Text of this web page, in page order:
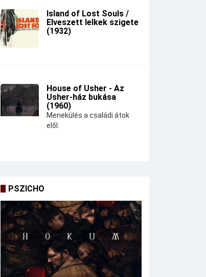
Island of Lost Souls /
Elveszett lelkek szigete
(1932)
House of Usher - Az
Usher-ház bukása
(1960)
Menekülés a családi átok
elől.
PSZICHO